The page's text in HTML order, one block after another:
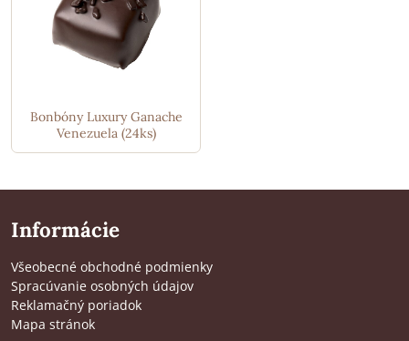
Bonbóny Luxury Ganache
Venezuela (24ks)
Informácie
Všeobecné obchodné podmienky
Spracúvanie osobných údajov
Reklamačný poriadok
Mapa stránok